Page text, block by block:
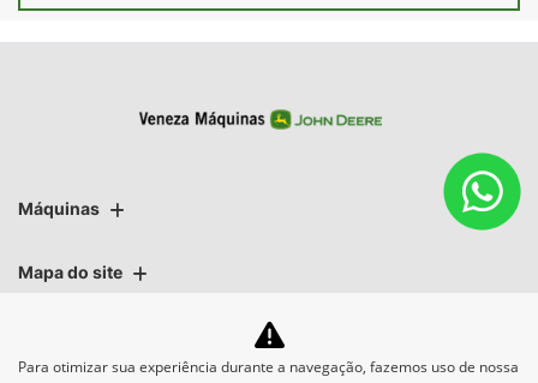
Máquinas
Mapa do site
Para otimizar sua experiência durante a navegação, fazemos uso de nossa